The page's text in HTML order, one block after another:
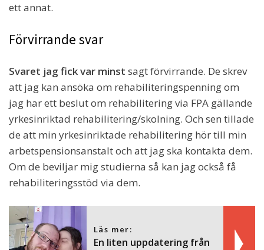
ett annat.
Förvirrande svar
Svaret jag fick var minst sagt förvirrande. De skrev
att jag kan ansöka om rehabiliteringspenning om
jag har ett beslut om rehabilitering via FPA gällande
yrkesinriktad rehabilitering/skolning. Och sen tillade
de att min yrkesinriktade rehabilitering hör till min
arbetspensionsanstalt och att jag ska kontakta dem.
Om de beviljar mig studierna så kan jag också få
rehabiliteringsstöd via dem.
Läs mer:
En liten uppdatering från